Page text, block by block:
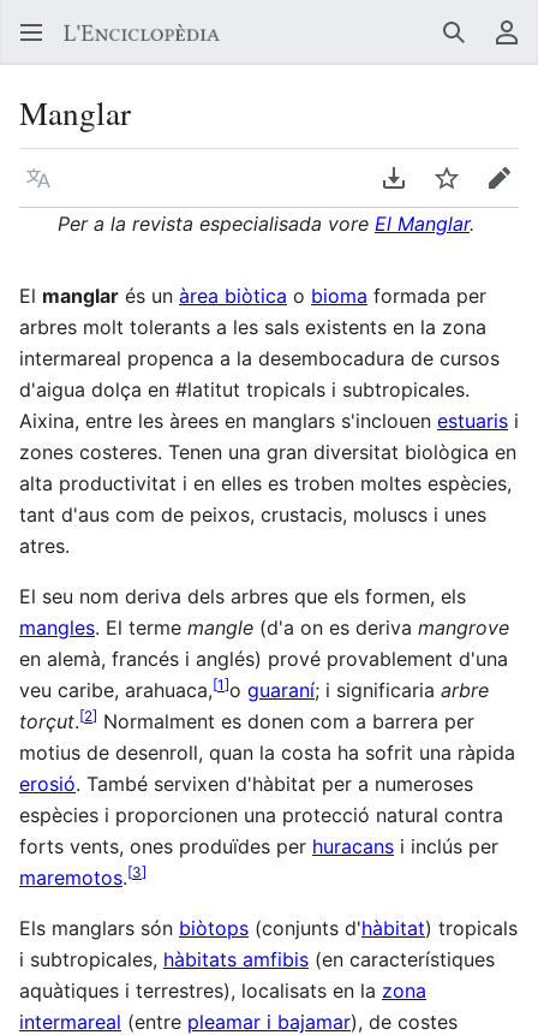
Buscar
Manglar
Llegir en un atre idioma Descarregar en
Vigilar
Per a la revista especialisada vore El Manglar.
El manglar és un àrea biòtica o bioma formada per
arbres molt tolerants a les sals existents en la zona
intermareal propenca a la desembocadura de cursos
d'aigua dolça en #latitut tropicals i subtropicales.
Aixina, entre les àrees en manglars s'inclouen estuaris i
zones costeres. Tenen una gran diversitat biològica en
alta productivitat i en elles es troben moltes espècies,
tant d'aus com de peixos, crustacis, moluscs i unes
atres.
El seu nom deriva dels arbres que els formen, els
mangles. El terme mangle (d'a on es deriva mangrove
en alemà, francés i anglés) prové provablement d'una
veu caribe, arahuaca,[1]o guaraní; i significaria arbre
torçut.[2] Normalment es donen com a barrera per
motius de desenroll, quan la costa ha sofrit una ràpida
erosió. També servixen d'hàbitat per a numeroses
espècies i proporcionen una protecció natural contra
forts vents, ones produïdes per huracans i inclús per
maremotos.[3]
Els manglars són biòtops (conjunts d'hàbitat) tropicals
i subtropicales, hàbitats amfibis (en característiques
aquàtiques i terrestres), localisats en la zona
intermareal (entre pleamar i bajamar), de costes